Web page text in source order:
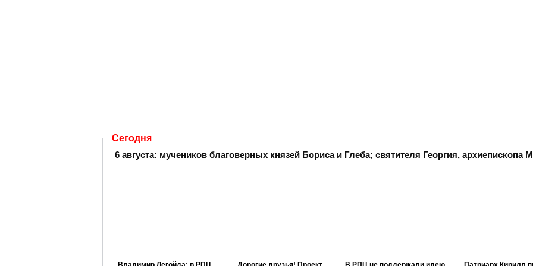
Сегодня
6 августа: мучеников благоверных князей Бориса и Глеба; святителя Георгия, архиепископа